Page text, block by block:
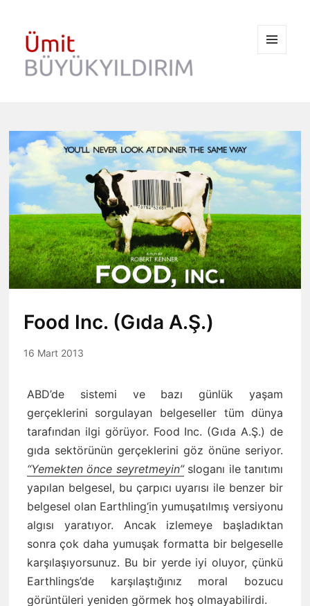
Food Inc. (Gıda A.Ş.)
16 Mart 2013
ABD’de sistemi ve bazı günlük yaşam
gerçeklerini sorgulayan belgeseller tüm dünya
tarafından ilgi görüyor. Food Inc. (Gıda A.Ş.) de
gıda sektörünün gerçeklerini göz önüne seriyor.
“Yemekten önce seyretmeyin”sloganı ile tanıtımı
yapılan belgesel, bu çarpıcı uyarısı ile benzer bir
belgesel olan Earthling‘in yumuşatılmış versiyonu
algısı yaratıyor. Ancak izlemeye başladıktan
sonra çok daha yumuşak formatta bir belgeselle
karşılaşıyorsunuz. Bu bir yerde iyi oluyor, çünkü
Earthlings’de karşılaştığınız moral bozucu
görüntüleri yeniden görmek hoş olmayabilirdi.